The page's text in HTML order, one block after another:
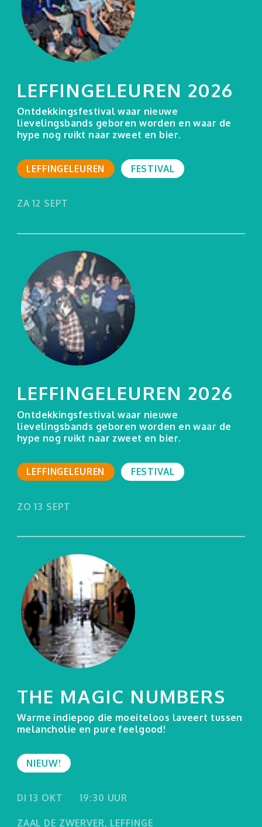
LEFFINGELEUREN 2026
Ontdekkingsfestival waar nieuwe
lievelingsbands geboren worden en waar de
hype nog ruikt naar zweet en bier.
LEFFINGELEUREN FESTIVAL
ZA 12 SEPT
LEFFINGELEUREN 2026
Ontdekkingsfestival waar nieuwe
lievelingsbands geboren worden en waar de
hype nog ruikt naar zweet en bier.
LEFFINGELEUREN FESTIVAL
ZO 13 SEPT
THE MAGIC NUMBERS
Warme indiepop die moeiteloos laveert tussen
melancholie en pure feelgood!
NIEUW!
DI 13 OKT 19:30 UUR
ZAAL DE ZWERVER, LEFFINGE